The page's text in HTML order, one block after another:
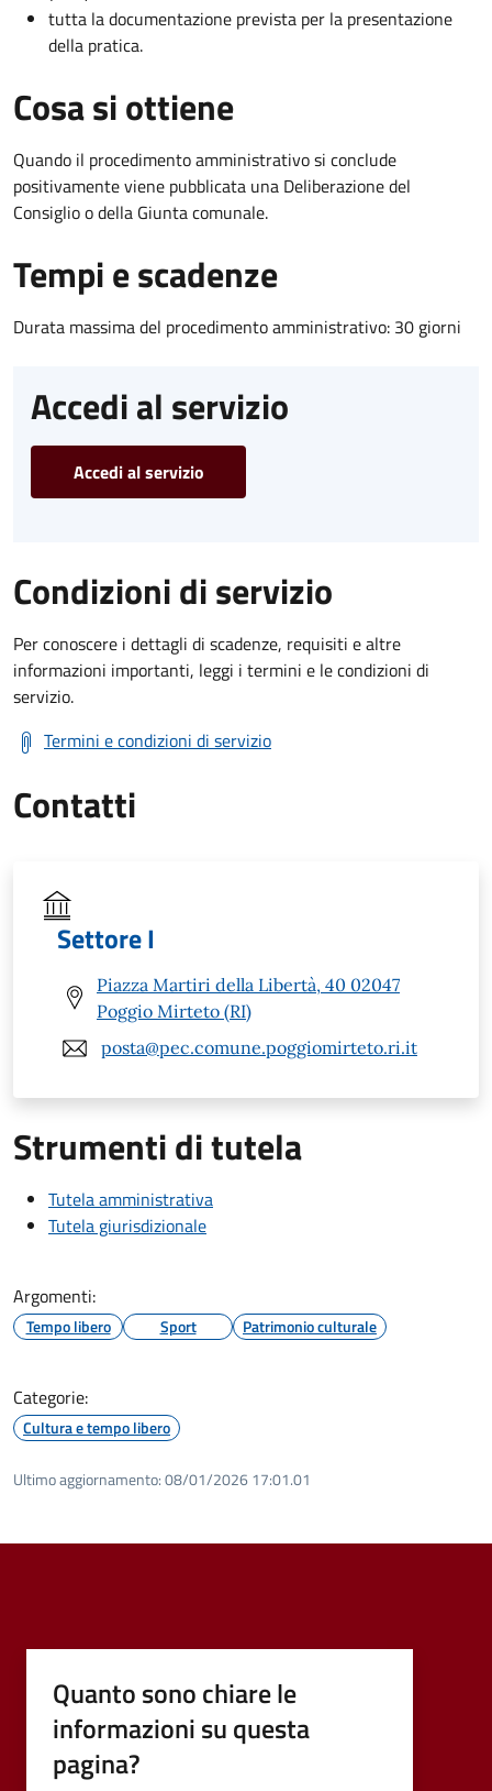
tutta la documentazione prevista per la presentazione
della pratica.
Cosa si ottiene
Quando il procedimento amministrativo si conclude
positivamente viene pubblicata una Deliberazione del
Consiglio o della Giunta comunale.
Tempi e scadenze
Durata massima del procedimento amministrativo: 30 giorni
Accedi al servizio
Accedi al servizio
Condizioni di servizio
Per conoscere i dettagli di scadenze, requisiti e altre
informazioni importanti, leggi i termini e le condizioni di
servizio.
Termini e condizioni di servizio
Contatti
Settore I
Piazza Martiri della Libertà, 40 02047
Poggio Mirteto (RI)
posta@pec.comune.poggiomirteto.ri.it
Strumenti di tutela
Tutela amministrativa
Tutela giurisdizionale
Argomenti:
Tempo libero Sport Patrimonio culturale
Categorie:
Cultura e tempo libero
Ultimo aggiornamento:08/01/2026 17:01.01
Quanto sono chiare le
informazioni su questa
pagina?